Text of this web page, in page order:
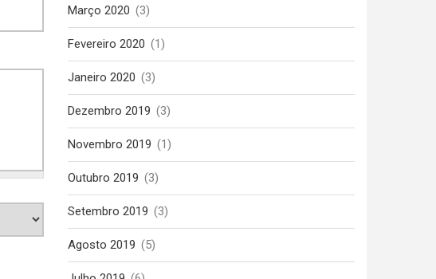
Março 2020 (3)
Fevereiro 2020 (1)
Janeiro 2020 (3)
Dezembro 2019 (3)
Novembro 2019 (1)
Outubro 2019 (3)
Setembro 2019 (3)
Agosto 2019 (5)